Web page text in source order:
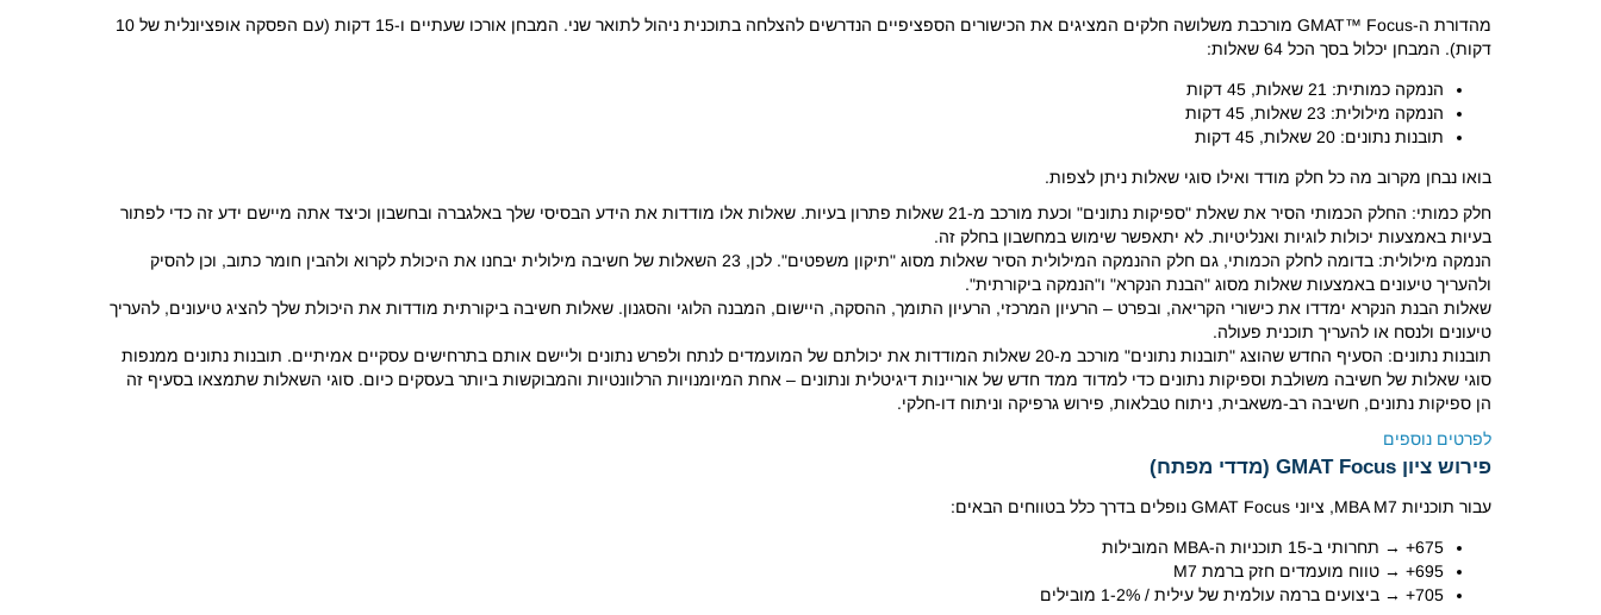
מהדורת ה-GMAT™ Focus מורכבת משלושה חלקים המציגים את הכישורים הספציפיים הנדרשים להצלחה בתוכנית ניהול לתואר שני. המבחן אורכו שעתיים ו-15 דקות (עם הפסקה אופציונלית של 10
דקות). המבחן יכלול בסך הכל 64 שאלות:
הנמקה כמותית: 21 שאלות, 45 דקות
הנמקה מילולית: 23 שאלות, 45 דקות
תובנות נתונים: 20 שאלות, 45 דקות
בואו נבחן מקרוב מה כל חלק מודד ואילו סוגי שאלות ניתן לצפות.
חלק כמותי: החלק הכמותי הסיר את שאלת "ספיקות נתונים" וכעת מורכב מ-21 שאלות פתרון בעיות. שאלות אלו מודדות את הידע הבסיסי שלך באלגברה ובחשבון וכיצד אתה מיישם ידע זה כדי לפתור
בעיות באמצעות יכולות לוגיות ואנליטיות. לא יתאפשר שימוש במחשבון בחלק זה.
הנמקה מילולית: בדומה לחלק הכמותי, גם חלק ההנמקה המילולית הסיר שאלות מסוג "תיקון משפטים". לכן, 23 השאלות של חשיבה מילולית יבחנו את היכולת לקרוא ולהבין חומר כתוב, וכן להסיק
ולהעריך טיעונים באמצעות שאלות מסוג "הבנת הנקרא" ו"הנמקה ביקורתית".
שאלות הבנת הנקרא ימדדו את כישורי הקריאה, ובפרט – הרעיון המרכזי, הרעיון התומך, ההסקה, היישום, המבנה הלוגי והסגנון. שאלות חשיבה ביקורתית מודדות את היכולת שלך להציג טיעונים, להעריך
טיעונים ולנסח או להעריך תוכנית פעולה.
תובנות נתונים: הסעיף החדש שהוצג "תובנות נתונים" מורכב מ-20 שאלות המודדות את יכולתם של המועמדים לנתח ולפרש נתונים וליישם אותם בתרחישים עסקיים אמיתיים. תובנות נתונים ממנפות
סוגי שאלות של חשיבה משולבת וספיקות נתונים כדי למדוד ממד חדש של אוריינות דיגיטלית ונתונים – אחת המיומנויות הרלוונטיות והמבוקשות ביותר בעסקים כיום. סוגי השאלות שתמצאו בסעיף זה
הן ספיקות נתונים, חשיבה רב-משאבית, ניתוח טבלאות, פירוש גרפיקה וניתוח דו-חלקי.
לפרטים נוספים
פירוש ציון GMAT Focus (מדדי מפתח)
עבור תוכניות MBA M7, ציוני GMAT Focus נופלים בדרך כלל בטווחים הבאים:
675+ → תחרותי ב-15 תוכניות ה-MBA המובילות
695+ → טווח מועמדים חזק ברמת M7
705+ → ביצועים ברמה עולמית של עילית / 1-2% מובילים